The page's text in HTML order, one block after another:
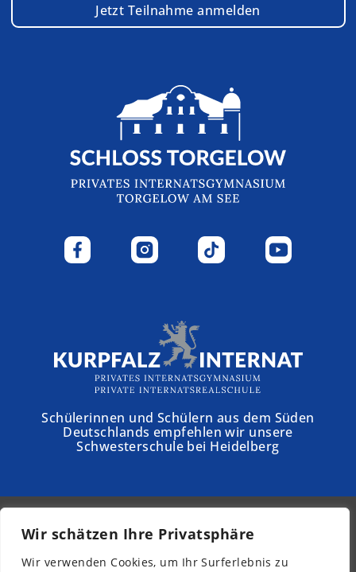
Wir schätzen Ihre Privatsphäre
Wir verwenden Cookies, um Ihr Surferlebnis zu
Jetzt Teilnahme anmelden
Schülerinnen und Schülern aus dem Süden
Deutschlands empfehlen wir unsere
Schwesterschule bei Heidelberg
© 2026 - Schloss Torgelow